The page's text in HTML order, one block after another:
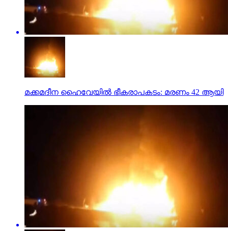
മക്കമദീന ഹൈവേയില്‍ ഭീകരാപകടം: മരണം 42 ആയി